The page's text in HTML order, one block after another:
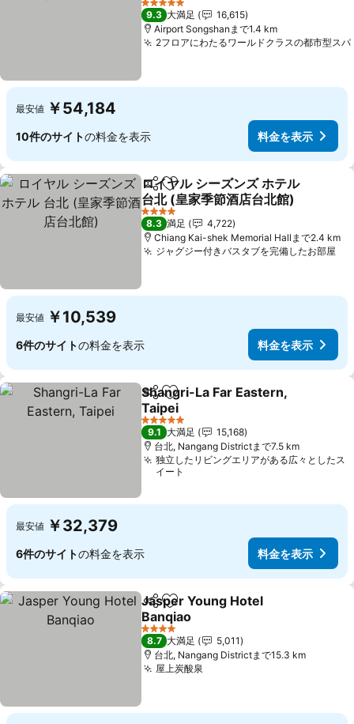
料金を表示
5 ホテルのランク
9.3 大満足
16,615
Airport Songshanまで1.4 km
2フロアにわたるワールドクラスの都市型スパ
最安値 ￥54,184
10件のサイトの料金を表示 料金を表示
シェアお気に入りに追加
ロイヤル シーズンズ ホテル
台北 (皇家季節酒店台北館)
料金を表示
4 ホテルのランク
8.3 満足
4,722
Chiang Kai-shek Memorial Hallまで2.4 km
ジャグジー付きバスタブを完備したお部屋料
最安値 ￥10,539
6件のサイトの料金を表示 料金を表示
シェアお気に入りに追加
Shangri-La Far Eastern,
Taipei
料金を表示
5 ホテルのランク
9.1 大満足
15,168
台北, Nangang Districtまで7.5 km
独立したリビングエリアがある広々としたス
イート
最安値 ￥32,379
6件のサイトの料金を表示 料金を表示
シェアお気に入りに追加
Jasper Young Hotel
Banqiao
料金を表示
4 ホテルのランク
8.7 大満足
5,011
台北, Nangang Districtまで15.3 km
屋上炭酸泉料金を表示